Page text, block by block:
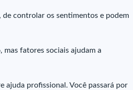
de controlar os sentimentos e podem
mas fatores sociais ajudam a
ajuda profissional. Você passará por